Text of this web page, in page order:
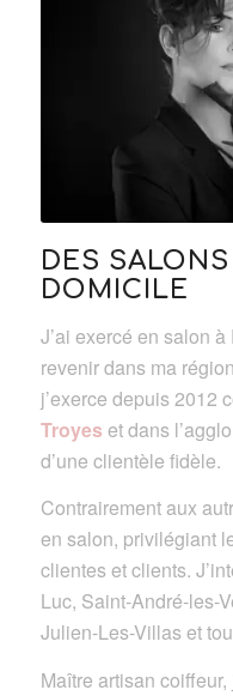
DES
DOMICILE
J’ai exercé en salon
revenir dans ma
j’exerce depuis 2012
Troyes et dans
d’une clientèle fidèle.
Contrairement aux
en salon, privilégiant
clientes et clients.
Luc, Saint-André-les-
Julien-Les-Villas et
Maître artisan